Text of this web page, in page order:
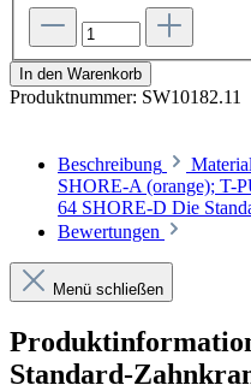
In den Warenkorb
Produktnummer: SW10182.11
Beschreibung
SHORE-A (orange); T-
64 SHORE-D Die
Bewertungen
Menü schließen
Standard-